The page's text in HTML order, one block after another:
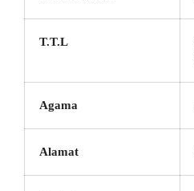
T.T.L
Agama
Alamat